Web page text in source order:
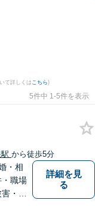
て詳しくはこちら)
5件中 1-5件を表示
から徒歩5分
・相
職場
・法
詳細を見
る